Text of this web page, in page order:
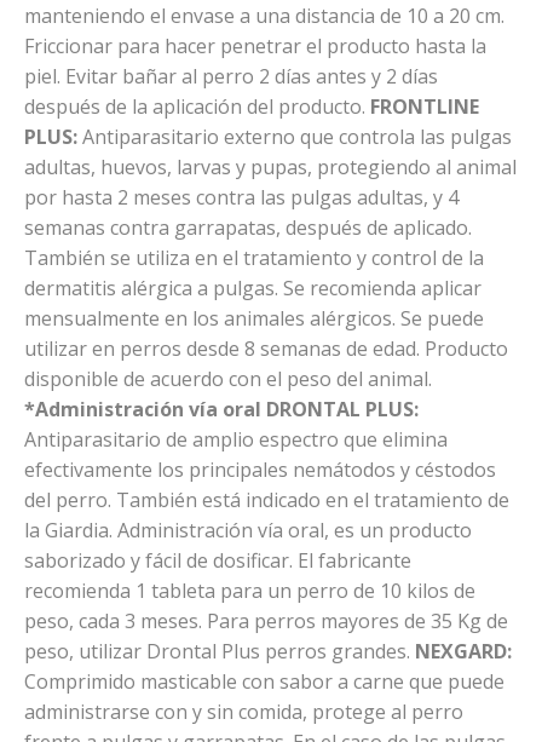
manteniendo el envase a una distancia de 10 a 20 cm.
Friccionar para hacer penetrar el producto hasta la
piel. Evitar bañar al perro 2 días antes y 2 días
después de la aplicación del producto. FRONTLINE
PLUS:Antiparasitario externo que controla las pulgas
adultas, huevos, larvas y pupas, protegiendo al animal
por hasta 2 meses contra las pulgas adultas, y 4
semanas contra garrapatas, después de aplicado.
También se utiliza en el tratamiento y control de la
dermatitis alérgica a pulgas. Se recomienda aplicar
mensualmente en los animales alérgicos. Se puede
utilizar en perros desde 8 semanas de edad. Producto
disponible de acuerdo con el peso del animal.
*Administración vía oral DRONTAL PLUS:
Antiparasitario de amplio espectro que elimina
efectivamente los principales nemátodos y céstodos
del perro. También está indicado en el tratamiento de
la Giardia. Administración vía oral, es un producto
saborizado y fácil de dosificar. El fabricante
recomienda 1 tableta para un perro de 10 kilos de
peso, cada 3 meses. Para perros mayores de 35 Kg de
peso, utilizar Drontal Plus perros grandes. NEXGARD:
Comprimido masticable con sabor a carne que puede
administrarse con y sin comida, protege al perro